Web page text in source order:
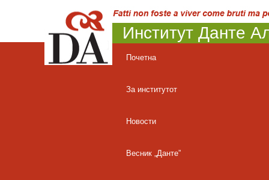
Институт Данте
Почетна
За институтот
Новости
Весник „Данте”